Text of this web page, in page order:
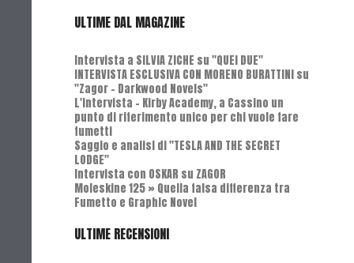
ULTIME DAL MAGAZINE
Intervista a SILVIA ZICHE su "QUEI DUE"
INTERVISTA ESCLUSIVA CON MORENO BURATTINI su
"Zagor - Darkwood Novels"
L'Intervista - Kirby Academy, a Cassino un
punto di riferimento unico per chi vuole fare
fumetti
Saggio e analisi di "TESLA AND THE SECRET
LODGE"
Intervista con OSKAR su ZAGOR
Moleskine 125 » Quella falsa differenza tra
Fumetto e Graphic Novel
ULTIME RECENSIONI